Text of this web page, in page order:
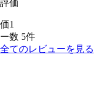
価
1
数 5件
てのレビューを見る